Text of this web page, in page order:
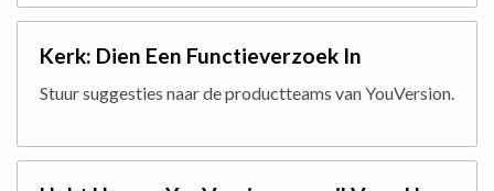
Kerk: Dien Een Functieverzoek In
Stuur suggesties naar de productteams van YouVersion.